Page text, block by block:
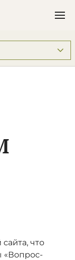
что
«Вопрос-